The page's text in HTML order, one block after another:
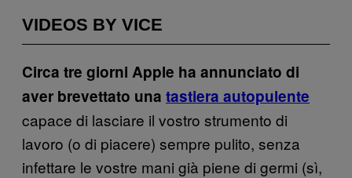
VIDEOS BY VICE
Circa tre giorni Apple ha annunciato di
aver brevettato una tastiera autopulente
capace di lasciare il vostro strumento di
lavoro (o di piacere) sempre pulito, senza
infettare le vostre mani già piene di germi (sì,